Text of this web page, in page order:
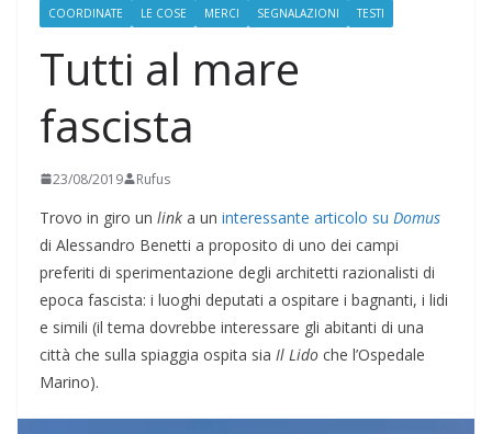
COORDINATE LE COSE MERCI SEGNALAZIONI TESTI
Tutti al mare
fascista
23/08/2019 Rufus
Trovo in giro un link a un interessante articolo su Domus
di Alessandro Benetti a proposito di uno dei campi
preferiti di sperimentazione degli architetti razionalisti di
epoca fascista: i luoghi deputati a ospitare i bagnanti, i lidi
e simili (il tema dovrebbe interessare gli abitanti di una
città che sulla spiaggia ospita sia Il Lido che l’Ospedale
Marino).